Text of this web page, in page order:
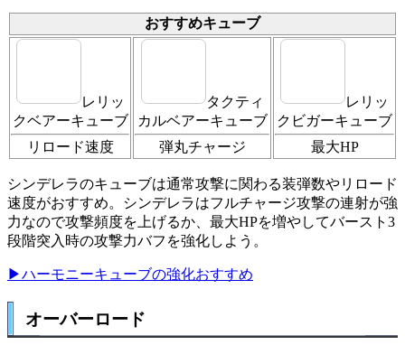
おすすめキューブ
レリッ
クベアーキューブ
リロード速度
タクティ
カルベアーキューブ
弾丸チャージ
レリッ
クビガーキューブ
最大HP
シンデレラのキューブは通常攻撃に関わる装弾数やリロード
速度がおすすめ。シンデレラはフルチャージ攻撃の連射が強
力なので攻撃頻度を上げるか、最大HPを増やしてバースト3
段階突入時の攻撃力バフを強化しよう。
▶ハーモニーキューブの強化おすすめ
オーバーロード